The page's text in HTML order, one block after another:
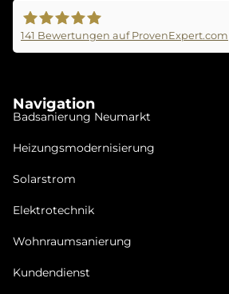
141 Bewertungen auf ProvenExpert.com
Navigation
Badsanierung Neu­mar­kt
Heizungsmodernisierung
Solarstrom
Elektrotechnik
Wohnraumsanierung
Kundendienst